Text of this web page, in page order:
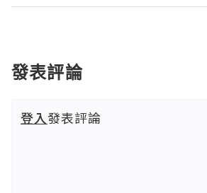
發表評論
登入發表評論